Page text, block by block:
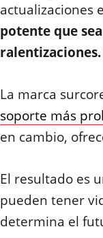
actualizaciones
potente que
La marca
soporte más
en cambio,
El resultado es
pueden tener
determina el